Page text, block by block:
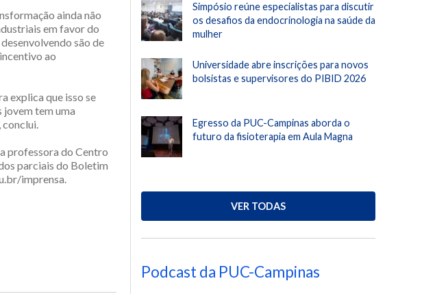
ainda não
em favor do
são de
ao
explica que isso se
jovem tem uma
conclui.
professora do Centro
parciais do Boletim
imprensa.
Simpósio reúne especialistas para discutir
os desafios da endocrinologia na saúde da
mulher
Universidade abre inscrições para novos
bolsistas e supervisores do PIBID 2026
Egresso da PUC-Campinas aborda o
futuro da fisioterapia em Aula Magna
VER TODAS
Podcast da PUC-Campinas